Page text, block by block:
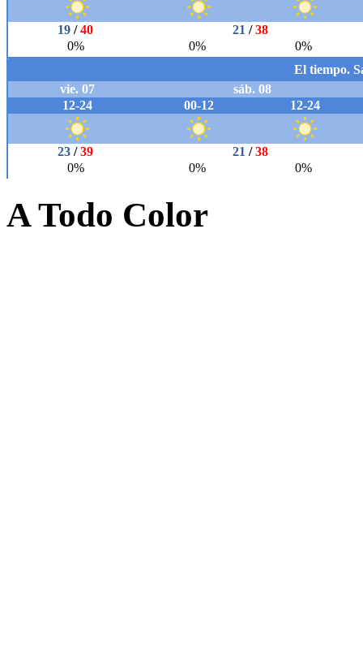
A Todo Color